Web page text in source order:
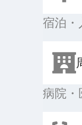
宿泊・
病院・